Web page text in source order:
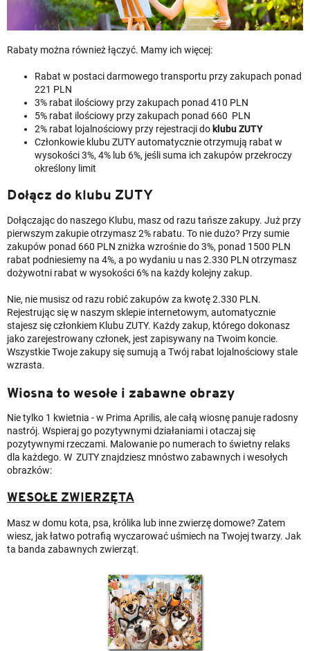
Rabaty można również łączyć. Mamy ich więcej:
Rabat w postaci darmowego transportu przy zakupach ponad
221 PLN
3% rabat ilościowy przy zakupach ponad 410 PLN
5% rabat ilościowy przy zakupach ponad 660 PLN
2% rabat lojalnościowy przy rejestracji do klubu ZUTY
Członkowie klubu ZUTY automatycznie otrzymują rabat w
wysokości 3%, 4% lub 6%, jeśli suma ich zakupów przekroczy
określony limit
Dołącz do klubu ZUTY
Dołączając do naszego Klubu, masz od razu tańsze zakupy. Już przy
pierwszym zakupie otrzymasz 2% rabatu. To nie dużo? Przy sumie
zakupów ponad 660 PLN zniżka wzrośnie do 3%, ponad 1500 PLN
rabat podniesiemy na 4%, a po wydaniu u nas 2.330 PLN otrzymasz
dożywotni rabat w wysokości 6% na każdy kolejny zakup.
Nie, nie musisz od razu robić zakupów za kwotę 2.330 PLN.
Rejestrując się w naszym sklepie internetowym, automatycznie
stajesz się członkiem Klubu ZUTY. Każdy zakup, którego dokonasz
jako zarejestrowany członek, jest zapisywany na Twoim koncie.
Wszystkie Twoje zakupy się sumują a Twój rabat lojalnościowy stale
wzrasta.
Wiosna to wesołe i zabawne obrazy
Nie tylko 1 kwietnia - w Prima Aprilis, ale całą wiosnę panuje radosny
nastrój. Wspieraj go pozytywnymi działaniami i otaczaj się
pozytywnymi rzeczami. Malowanie po numerach to świetny relaks
dla każdego. W ZUTY znajdziesz mnóstwo zabawnych i wesołych
obrazków:
WESOŁE ZWIERZĘTA
Masz w domu kota, psa, królika lub inne zwierzę domowe? Zatem
wiesz, jak łatwo potrafią wyczarować uśmiech na Twojej twarzy. Jak
ta banda zabawnych zwierząt.